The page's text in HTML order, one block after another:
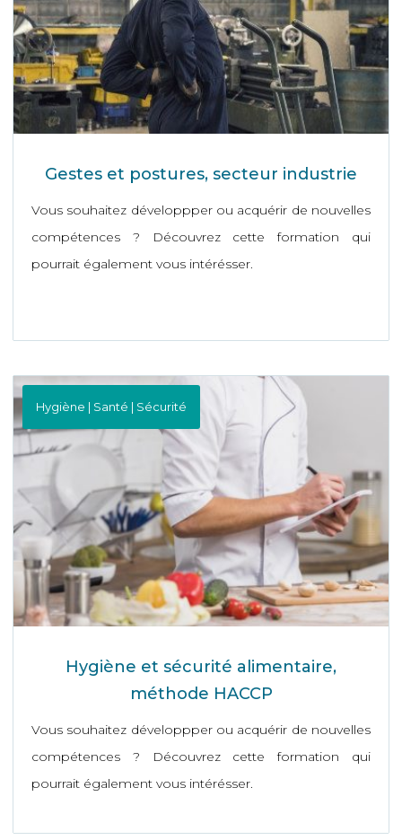
Gestes et postures, secteur industrie
Vous souhaitez développper ou acquérir de nouvelles
compétences ? Découvrez cette formation qui
pourrait également vous intérésser.
Hygiène | Santé | Sécurité
Hygiène et sécurité alimentaire,
méthode HACCP
Vous souhaitez développper ou acquérir de nouvelles
compétences ? Découvrez cette formation qui
pourrait également vous intérésser.